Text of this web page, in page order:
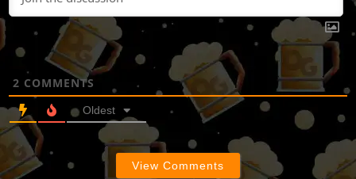
2 COMMENTS
Oldest
View Comments